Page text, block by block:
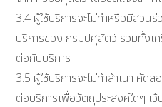
3.4 ผู้ใช้บริการจะไม่ทำหรือมีส่วน
บริการของ กรมปศุสัตว์ รวมทั้งเ
ต่อกับบริการ
3.5 ผู้ใช้บริการจะไม่ทำสำเนา คัด
ต่อบริการเพื่อวัตถุประสงค์ใดๆ เ